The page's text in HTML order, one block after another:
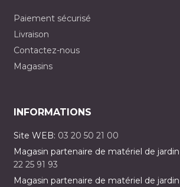
Paiement sécurisé
Livraison
Contactez-nous
Magasins
INFORMATIONS
Site WEB: 03 20 50 21 00
Magasin partenaire de matériel de
22 25 91 93
Magasin partenaire de matériel de